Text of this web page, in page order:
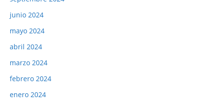
junio 2024
mayo 2024
abril 2024
marzo 2024
febrero 2024
enero 2024